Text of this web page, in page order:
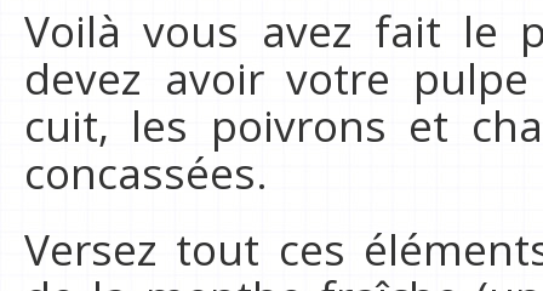
Voilà vous avez fait le
devez avoir votre
cuit, les poivrons et
concassées.
Versez tout ces